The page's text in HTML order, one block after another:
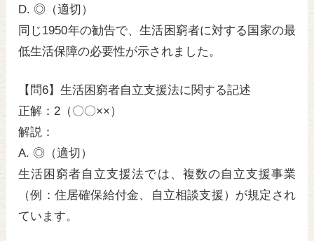
D. ◎（適切）
同じ1950年の勧告で、生活困窮者に対する国家の最
低生活保障の必要性が示されました。
【問6】生活困窮者自立支援法に関する記述
正解：2（〇〇××）
解説：
A. ◎（適切）
生活困窮者自立支援法では、複数の自立支援事業
（例：住居確保給付金、自立相談支援）が規定され
ています。